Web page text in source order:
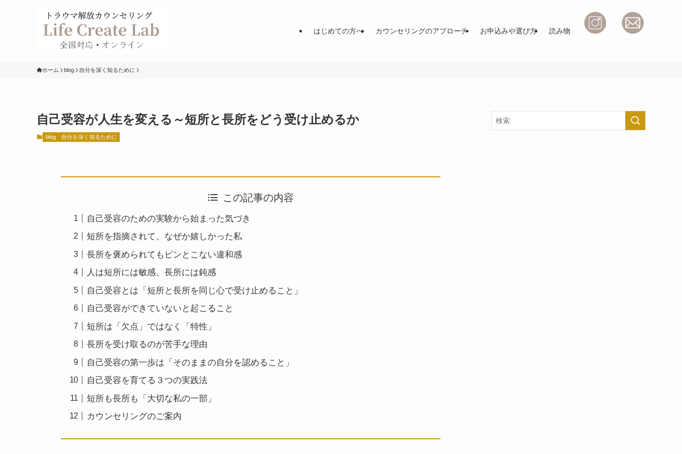
はじめての方へ カウンセリングのアプローチ お申込みや選び方 読み物
ホーム blog 自分を深く知るために
自己受容が人生を変える～短所と長所をどう受け止めるか
blog 自分を深く知るために
この記事の内容
自己受容のための実験から始まった気づき
短所を指摘されて、なぜか嬉しかった私
長所を褒められてもピンとこない違和感
人は短所には敏感、長所には鈍感
自己受容とは「短所と長所を同じ心で受け止めること」
自己受容ができていないと起こること
短所は「欠点」ではなく「特性」
長所を受け取るのが苦手な理由
自己受容の第一歩は「そのままの自分を認めること」
自己受容を育てる３つの実践法
短所も長所も「大切な私の一部」
カウンセリングのご案内